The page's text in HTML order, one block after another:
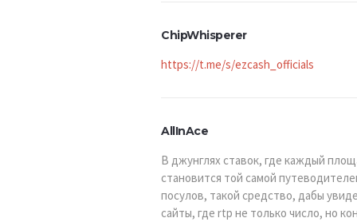
ChipWhisperer
https://t.me/s/ezcash_officials
AllInAce
В джунглях ставок, где каждый
становится той самой
посулов, такой средство, дабы
сайты, где rtp не только число, но